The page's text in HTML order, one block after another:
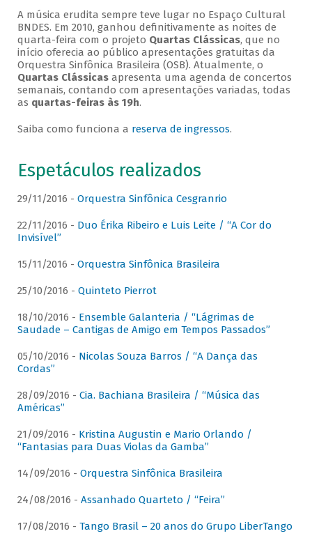
A música erudita sempre teve lugar no Espaço Cultural
BNDES. Em 2010, ganhou definitivamente as noites de
quarta-feira com o projeto Quartas Clássicas, que no
início oferecia ao público apresentações gratuitas da
Orquestra Sinfônica Brasileira (OSB). Atualmente, o
Quartas Clássicasapresenta uma agenda de concertos
semanais, contando com apresentações variadas, todas
as quartas-feiras às 19h.
Saiba como funciona a reserva de ingressos.
Espetáculos realizados
29/11/2016 - Orquestra Sinfônica Cesgranrio
22/11/2016 - Duo Érika Ribeiro e Luis Leite / “A Cor do
Invisível”
15/11/2016 - Orquestra Sinfônica Brasileira
25/10/2016 - Quinteto Pierrot
18/10/2016 - Ensemble Galanteria / “Lágrimas de
Saudade – Cantigas de Amigo em Tempos Passados”
05/10/2016 - Nicolas Souza Barros / “A Dança das
Cordas”
28/09/2016 - Cia. Bachiana Brasileira / “Música das
Américas”
21/09/2016 - Kristina Augustin e Mario Orlando /
“Fantasias para Duas Violas da Gamba”
14/09/2016 - Orquestra Sinfônica Brasileira
24/08/2016 - Assanhado Quarteto / “Feira”
17/08/2016 - Tango Brasil – 20 anos do Grupo LiberTango